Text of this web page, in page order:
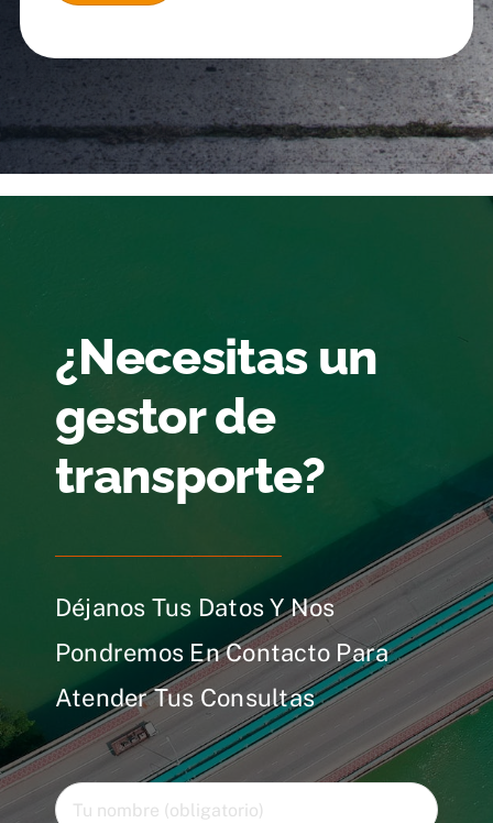
¿Necesitas un
gestor de
transporte?
Déjanos Tus Datos Y Nos
Pondremos En Contacto Para
Atender Tus Consultas